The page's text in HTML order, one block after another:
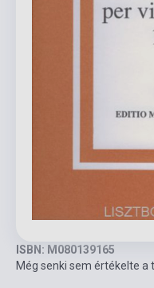
ISBN: M080139165
Még senki sem értékelte a